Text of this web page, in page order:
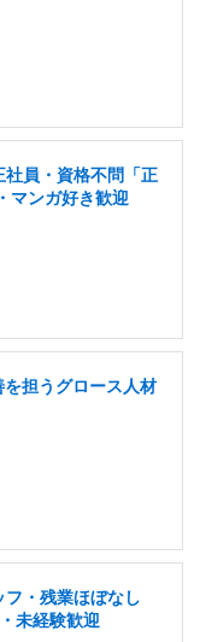
員・資格不問「正
マンガ好き歓迎
担うグロース人材
・残業ほぼなし
未経験歓迎